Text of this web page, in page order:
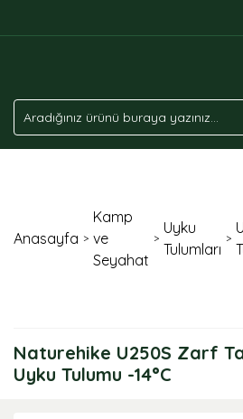
Anasayfa
Kamp
ve
Seyahat
Uyku
Tulumları
Naturehike U250S Zarf
Uyku Tulumu -14°C